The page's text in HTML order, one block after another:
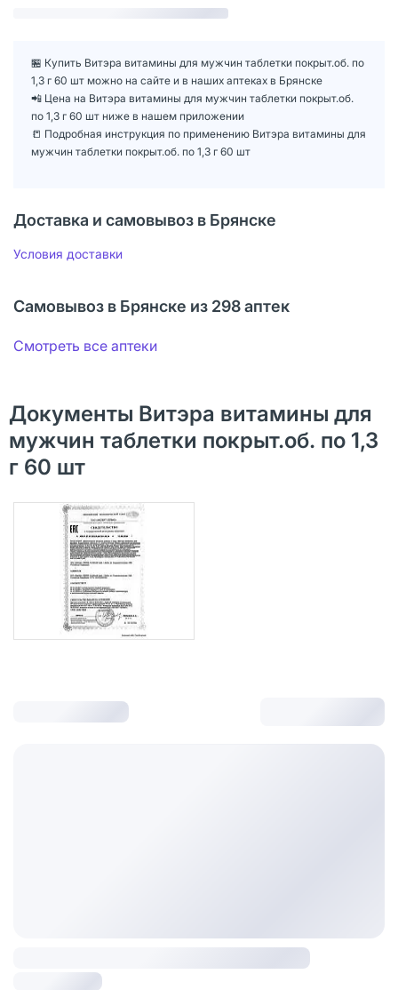
🏪 Купить Витэра витамины для мужчин таблетки покрыт.об. по
1,3 г 60 шт можно на сайте и в наших аптеках в Брянске
📲 Цена на Витэра витамины для мужчин таблетки покрыт.об.
по 1,3 г 60 шт ниже в нашем приложении
📒 Подробная инструкция по применению Витэра витамины для
мужчин таблетки покрыт.об. по 1,3 г 60 шт
Доставка и самовывоз в Брянске
Условия доставки
Самовывоз в Брянске из 298 аптек
Смотреть все аптеки
Документы Витэра витамины для
мужчин таблетки покрыт.об. по 1,3
г 60 шт